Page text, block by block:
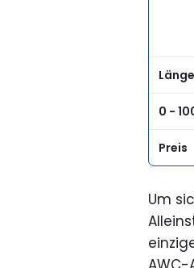
0 -
Preis
Um